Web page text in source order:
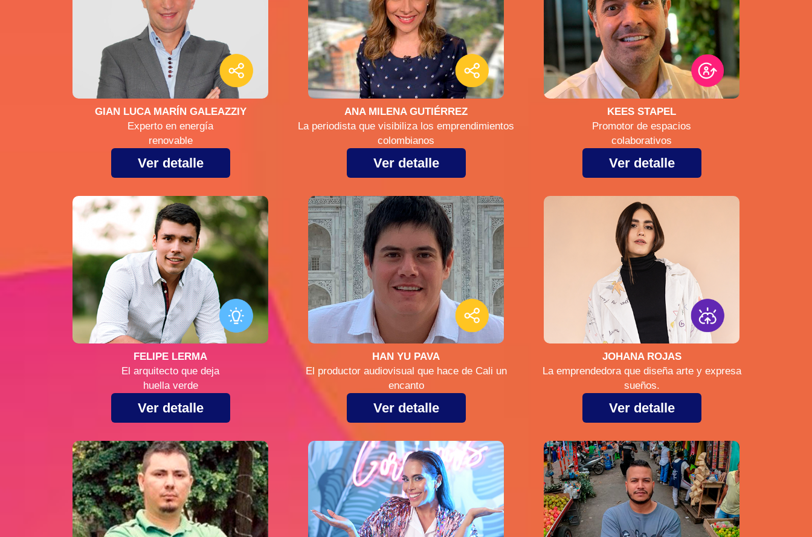
GIAN LUCA MARÍN GALEAZZIY
Experto en energía
renovable
Ver detalle
ANA MILENA GUTIÉRREZ
La periodista que visibiliza los emprendimientos
colombianos
Ver detalle
KEES STAPEL
Promotor de espacios
colaborativos
Ver detalle
FELIPE LERMA
El arquitecto que deja
huella verde
Ver detalle
HAN YU PAVA
El productor audiovisual que hace de Cali un
encanto
Ver detalle
JOHANA ROJAS
La emprendedora que diseña arte y expresa
sueños.
Ver detalle